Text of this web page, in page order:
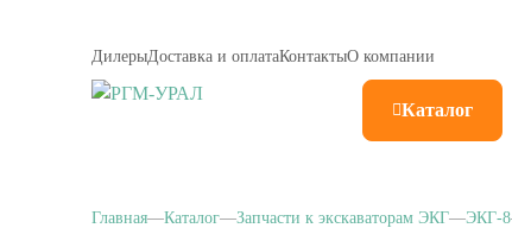
ДилерыДоставка и оплатаКонтактыО компании
Каталог
Главная Каталог Запчасти к экскаваторам ЭКГ ЭКГ-8